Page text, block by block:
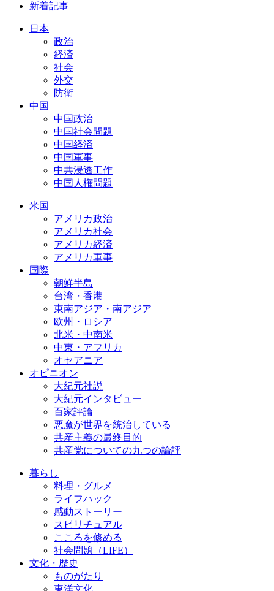
新着記事
日本
政治
経済
社会
外交
防衛
中国
中国政治
中国社会問題
中国経済
中国軍事
中共浸透工作
中国人権問題
米国
アメリカ政治
アメリカ社会
アメリカ経済
アメリカ軍事
国際
朝鮮半島
台湾・香港
東南アジア・南アジア
欧州・ロシア
北米・中南米
中東・アフリカ
オセアニア
オピニオン
大紀元社説
大紀元インタビュー
百家評論
悪魔が世界を統治している
共産主義の最終目的
共産党についての九つの論評
暮らし
料理・グルメ
ライフハック
感動ストーリー
スピリチュアル
こころを修める
社会問題（LIFE）
文化・歴史
ものがたり